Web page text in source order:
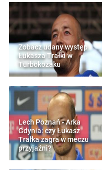
Zobacz udany występ
Łukasza Trałki w
Turbokozaku
Lech Poznań - Arka
Gdynia: czy Łukasz
Trałka zagra w meczu
przyjaźni?